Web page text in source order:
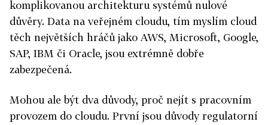
komplikovanou architekturu systémů nulové
důvěry. Data na veřejném cloudu, tím myslím cloud
těch největších hráčů jako AWS, Microsoft, Google,
SAP, IBM či Oracle, jsou extrémně dobře
zabezpečená.
Mohou ale být dva důvody, proč nejít s pracovním
provozem do cloudu. První jsou důvody regulatorní